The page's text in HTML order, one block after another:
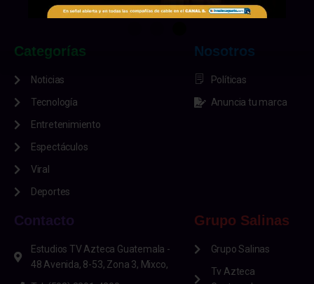
Categorías
Noticias
Tecnología
Entretenimiento
Espectáculos
Viral
Deportes
Nosotros
Políticas
Anuncia tu marca
Contacto
Estudios TV Azteca Guatemala -
48 Avenida, 8-53, Zona 3, Mixco,
Grupo Salinas
Grupo Salinas
Tv Azteca